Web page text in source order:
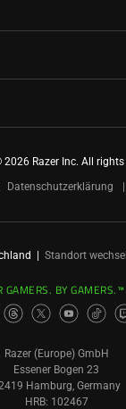
Razer Inc. All rights
Datenschutzerklärung
Standort
GAMERS. BY GAMERS.™
Razer (Europe) GmbH
Essener Bogen 23
Hamburg, Germany
HRB: 102467